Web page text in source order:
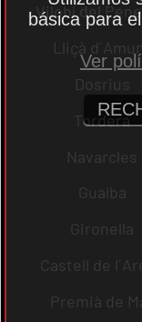
Vilobí del
Lliçà
Dosrius
Tordera
Navarcles
Gualba
Gironella
Castell de
Premià de
básica para
Ver